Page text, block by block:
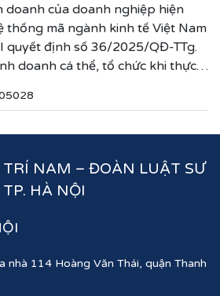
doanh của doanh nghiệp hiện
thống mã ngành kinh tế Việt Nam
quyết định số 36/2025/QĐ-TTg.
doanh cá thể, tổ chức khi thực
động, ngành nghề kinh doanh
TRÍ NAM – ĐOÀN LUẬT SƯ
TP. HÀ NỘI
nhà 114 Hoàng Văn Thái, quận Thanh